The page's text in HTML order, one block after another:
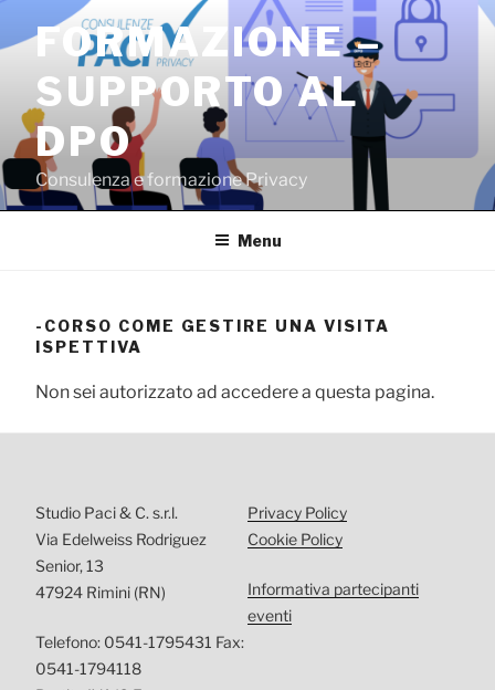
contenuto
FORMAZIONE –
SUPPORTO AL
DPO
Consulenza e formazione Privacy
Menu
-CORSO COME GESTIRE UNA VISITA
ISPETTIVA
Non sei autorizzato ad accedere a questa pagina.
Studio Paci & C. s.r.l.
Via Edelweiss Rodriguez
Senior, 13
47924 Rimini (RN)
Telefono: 0541-1795431 Fax:
0541-1794118
Privacy Policy
Cookie Policy
Informativa partecipanti
eventi